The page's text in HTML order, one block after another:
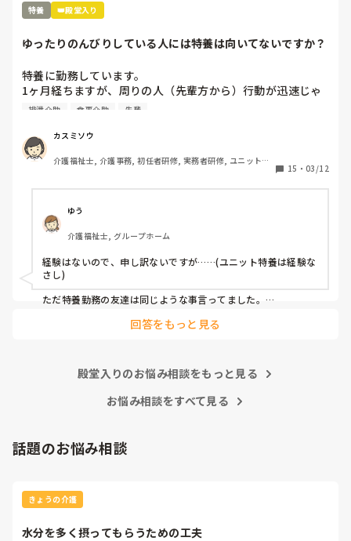
どうしてこんな発想ができるんでしょうね。
そこも特養ユニット型ですが、ほぼ新規の職員の採用はなく、
残業代が入るから良いという人もいますが、12時間以上の拘束
特養 👑殿堂入り
ゆったりのんびりしている人には特養は向いてないですか？
特養に勤務しています。
1ヶ月経ちますが、周りの人（先輩方から）行動が迅速じゃ
ない、ゆったりしている、のんびりしていると言われます。
ア、入浴の方のバイタル測定、9時までに終わらせて臥床さ
せる。入浴の方はフロアに待機、それが終わったら記録（手
書き）を10時までに終わらせて隣のユニットに行って陰部洗
リーダーからは、〇〇さんは丁寧にやるから時間がかかるの
よと言われました。
私たちが相手にしているのは物ではなく人間です。
何時までにこれやってあれやってって言われても私は機械じ
ゃないんだからできるわけないじゃないですか？
オムツ交換も時間がかかりすぎと言われます。
食事介助も急いで食べさせたら誤嚥性肺炎の危険があるし、
移乗介助も世間一般的にやってはいけないことも安全のため
ました。私は側で見ていて、利用者様の表情が嫌がっている
でもまだ入社して日が浅いので何も言えず、ここに入社した
早すぎませんか？
ゆったりのんびりしている人には特養は向いてないのでしょ
うか？
排泄介助 食事介助 先輩
カスミソウ
介護福祉士, 介護事務, 初任者研修, 実務者研修, ユニット型
15 ・ 03/12
ゆう
介護福祉士, グループホーム
経験はないので、申し訳ないですが……(ユニット特養は経験な
さし)
ただ特養勤務の友達は同じような事言ってました。
早めに行って、仕事回さないと終えれないって話してました。
上手く出来るようになれば
れば楽になるように思います。
教育がちゃんとしてないユニットは、結局新人さんがパワハラ
っぽい圧に耐えられなくて辞めると言う感じに思います。
回答をもっと見る
殿堂入りのお悩み相談をもっと見る
お悩み相談をすべて見る
話題のお悩み相談
きょうの介護
水分を多く摂ってもらうための工夫